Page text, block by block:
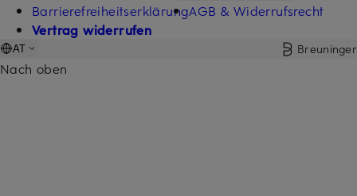
BarrierefreiheitserklärungAGB & Widerrufsrecht
Vertrag widerrufen
AT Breuninger
Nach oben